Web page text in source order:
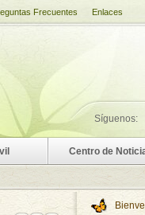
Síguenos:
Centro de
Frecuentes Enlaces